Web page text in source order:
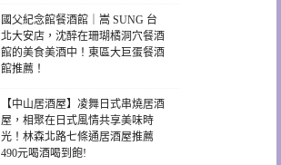
國父紀念館餐酒館｜嵩 SUNG 台
北大安店，沈醉在珊瑚橘洞穴餐酒
館的美食美酒中！東區大巨蛋餐酒
館推薦！
【中山居酒屋】凌舞日式串燒居酒
屋，相聚在日式風情共享美味時
光！林森北路七條通居酒屋推薦
490元喝酒喝到飽!